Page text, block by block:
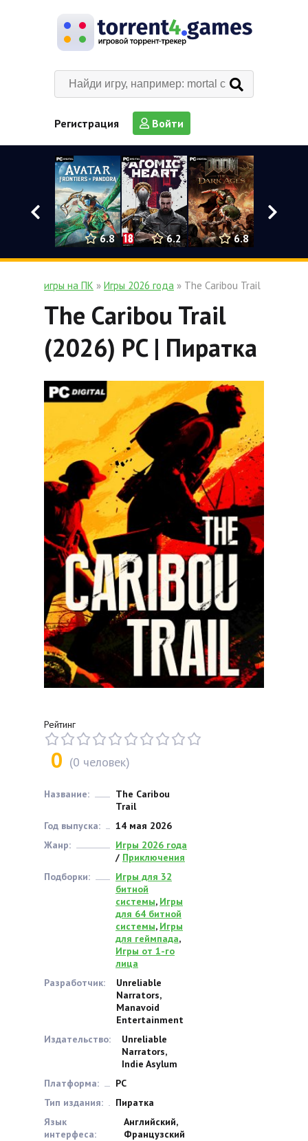
Регистрация Войти
6.8 6.2 6.8
игры на ПК » Игры 2026 года » The Caribou Trail
The Caribou Trail
(2026) PC | Пиратка
Рейтинг
0 (0 человек)
Название:
The Caribou
Trail
Год выпуска:
14 мая 2026
Жанр:
Игры 2026 года
/ Приключения
Подборки:
Игры для 32
битной
системы, Игры
для 64 битной
системы, Игры
для геймпада,
Игры от 1-го
лица
Разработчик:
Unreliable
Narrators,
Manavoid
Entertainment
Издательство:
Unreliable
Narrators,
Indie Asylum
Платформа:
PC
Тип издания:
Пиратка
Язык
интерфеса:
Английский,
Французский